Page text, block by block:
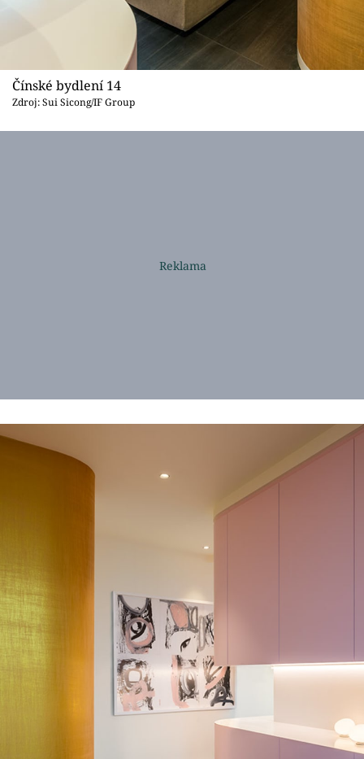
Čínské bydlení 14
Zdroj: Sui Sicong/IF Group